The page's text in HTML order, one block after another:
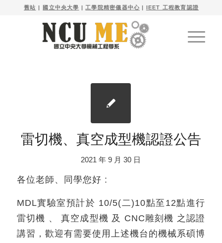
舊站 | 國立中央大學 | 工學院精密儀器中心 | IEET 工程教育認證
雷切機、真空成型機認證公告
2021 年 9 月 30 日
各位老師、同學您好 :
MDL實驗室預計於 10/5(二)10點至12點進行
雷切機 、 真空成型機 及 CNC雕刻機 之認證
講習，歡迎有需要使用上述機台的機械系碩博